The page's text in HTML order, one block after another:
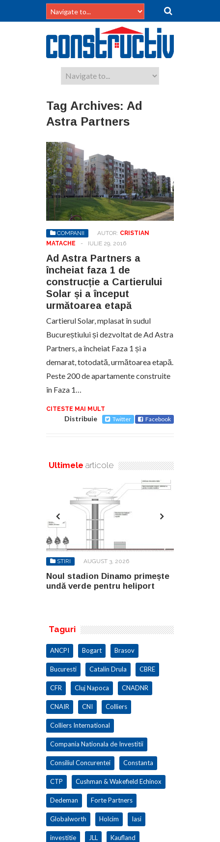
Tag Archives: Ad
Astra Partners
COMPANII AUTOR: CRISTIAN
MATACHE
- IULIE 29, 2016
Ad Astra Partners a
încheiat faza 1 de
construcție a Cartierului
Solar și a început
următoarea etapă
Cartierul Solar, mplasat în sudul
Bucureștiului și dezvoltat de Ad Astra
Partners, a încheiat Faza 1 și a
demarat, totodată, următoarea etapă.
Peste 200 de apartamente construite
în Faza 1…
CITESTE MAI MULT
Distribuie Twitter Facebook
Ultimele articole
STIRI AUGUST 3, 2026
Noul stadion Dinamo primește
undă verde pentru heliport
Taguri
ANCPI Bogart Brasov
Bucuresti Catalin Drula CBRE
CFR Cluj Napoca CNADNR
CNAIR CNI Colliers
Colliers International
Compania Nationala de Investitii
Consiliul Concurentei Constanta
CTP Cushman & Wakefield Echinox
Dedeman Forte Partners
Globalworth Holcim Iasi
investitie JLL Kaufland